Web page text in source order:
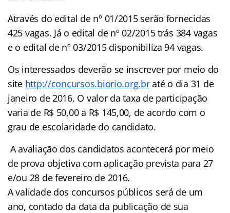
Através do edital de nº 01/2015 serão fornecidas
425 vagas. Já o edital de nº 02/2015 trás 384 vagas
e o edital de nº 03/2015 disponibiliza 94 vagas.
Os interessados deverão se inscrever por meio do
site http://concursos.biorio.org.braté o dia 31 de
janeiro de 2016. O valor da taxa de participação
varia de R$ 50,00 a R$ 145,00, de acordo com o
grau de escolaridade do candidato.
A avaliação dos candidatos acontecerá por meio
de prova objetiva com aplicação prevista para 27
e/ou 28 de fevereiro de 2016.
A validade dos concursos públicos será de um
ano, contado da data da publicação de sua